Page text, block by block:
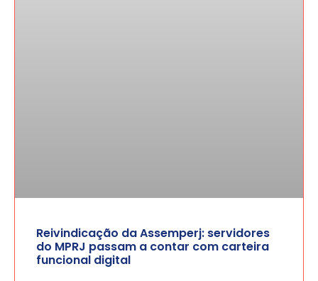
Reivindicação da Assemperj: servidores
do MPRJ passam a contar com carteira
funcional digital